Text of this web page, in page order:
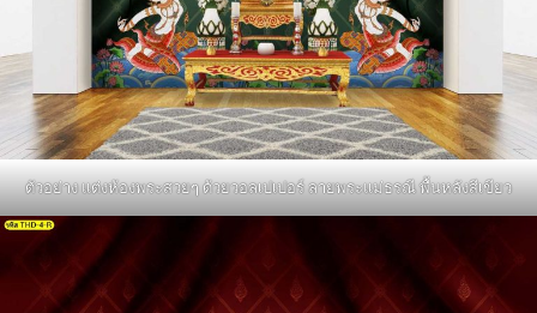
ตัวอย่าง แต่งห้องพระสวยๆ ด้วยวอลเปเปอร์ ลายพระแม่ธรณี พื้นหลังสีเขียว